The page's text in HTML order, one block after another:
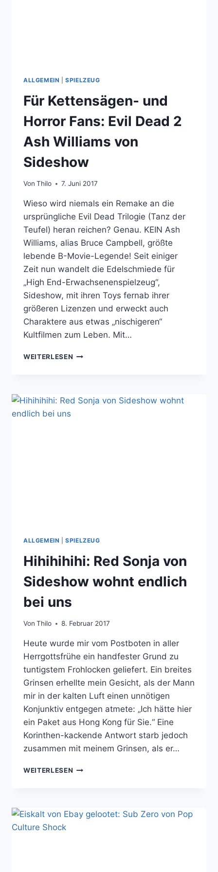
ALLGEMEIN |SPIELZEUG
Für Kettensägen- und
Horror Fans: Evil Dead 2
Ash Williams von
Sideshow
Von Thilo 7. Juni 2017
Wieso wird niemals ein Remake an die
ursprüngliche Evil Dead Trilogie (Tanz der
Teufel) heran reichen? Genau. KEIN Ash
Williams, alias Bruce Campbell, größte
lebende B-Movie-Legende! Seit einiger
Zeit nun wandelt die Edelschmiede für
„High End-Erwachsenenspielzeug“,
Sideshow, mit ihren Toys fernab ihrer
größeren Lizenzen und erweckt auch
Charaktere aus etwas „nischigeren“
Kultfilmen zum Leben. Mit…
WEITERLESEN FÜR
EVIL
ALLGEMEIN |SPIELZEUG
Hihihihihi: Red Sonja von
Sideshow wohnt endlich
bei uns
Von Thilo 8. Februar 2017
Heute wurde mir vom Postboten in aller
Herrgottsfrühe ein handfester Grund zu
tuntigstem Frohlocken geliefert. Ein breites
Grinsen erhellte mein Gesicht, als der Mann
mir in der kalten Luft einen unnötigen
Konjunktiv entgegen atmete: „Ich hätte hier
ein Paket aus Hong Kong für Sie.“ Eine
Korinthen-kackende Antwort starb jedoch
zusammen mit meinem Grinsen, als er…
WEITERLESEN HIHIHIHIHI:
SIDESHOW
WOHNT